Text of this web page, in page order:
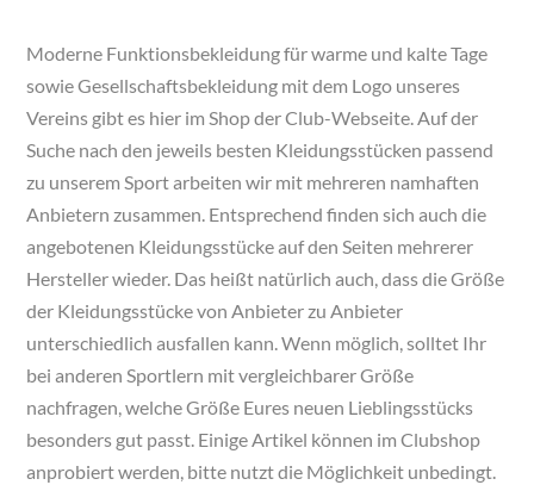
Moderne Funktionsbekleidung für warme und kalte Tage
sowie Gesellschaftsbekleidung mit dem Logo unseres
Vereins gibt es hier im Shop der Club-Webseite. Auf der
Suche nach den jeweils besten Kleidungsstücken passend
zu unserem Sport arbeiten wir mit mehreren namhaften
Anbietern zusammen. Entsprechend finden sich auch die
angebotenen Kleidungsstücke auf den Seiten mehrerer
Hersteller wieder. Das heißt natürlich auch, dass die Größe
der Kleidungsstücke von Anbieter zu Anbieter
unterschiedlich ausfallen kann. Wenn möglich, solltet Ihr
bei anderen Sportlern mit vergleichbarer Größe
nachfragen, welche Größe Eures neuen Lieblingsstücks
besonders gut passt. Einige Artikel können im Clubshop
anprobiert werden, bitte nutzt die Möglichkeit unbedingt.